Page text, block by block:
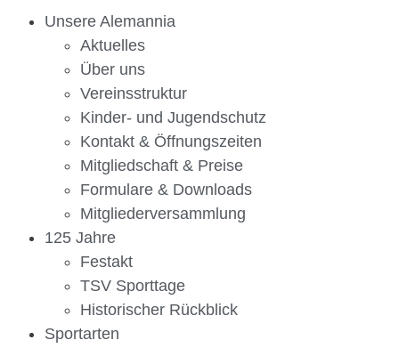
Unsere Alemannia
Aktuelles
Über uns
Vereinsstruktur
Kinder- und Jugendschutz
Kontakt & Öffnungszeiten
Mitgliedschaft & Preise
Formulare & Downloads
Mitgliederversammlung
125 Jahre
Festakt
TSV Sporttage
Historischer Rückblick
Sportarten